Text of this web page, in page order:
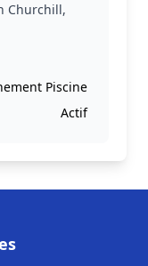
Churchill,
Piscine
Actif